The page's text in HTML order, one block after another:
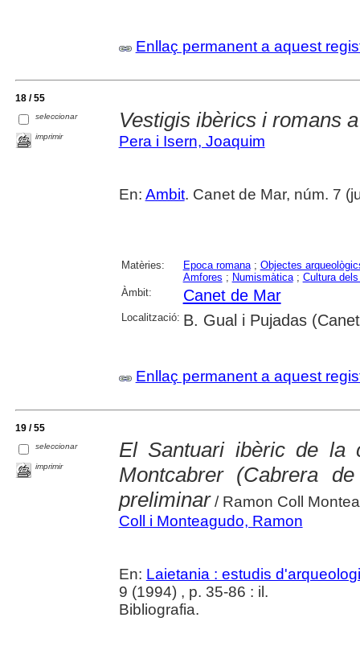
Enllaç permanent a aquest
18 / 55
seleccionar
imprimir
Vestigis ibèrics i romans
Pera i Isern, Joaquim
En: Ambit. Canet de Mar, núm. 7
Matèries: Epoca romana; Objectes
Amfores ; Numismàtica; Cultura
Àmbit:
Canet de Mar
Localització: B. Gual i Pujadas
Enllaç permanent a aquest
19 / 55
seleccionar
imprimir
El Santuari ibèric de la
Montcabrer (Cabrera
preliminar/ Ramon Coll
Coll i Monteagudo, Ramon
En: Laietania : estudis
9 (1994) , p. 35-86 : il.
Bibliografia.